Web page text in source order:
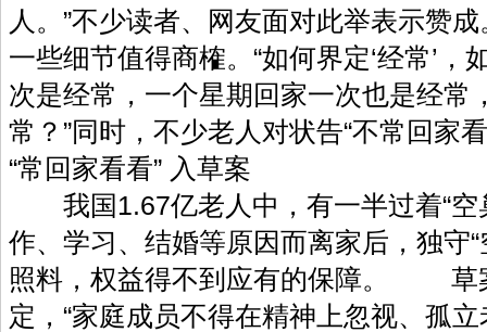
人。”不少读者、网友面对此举表示赞
一些细节值得商榷。“如何界定‘经常’，
次是经常，一个星期回家一次也是经常
常？”同时，不少老人对状告“不常回家
“常回家看看” 入草案
我国1.67亿老人中，有一半过着“空
作、学习、结婚等原因而离家后，独守
照料，权益得不到应有的保障。 草
定，“家庭成员不得在精神上忽视、孤